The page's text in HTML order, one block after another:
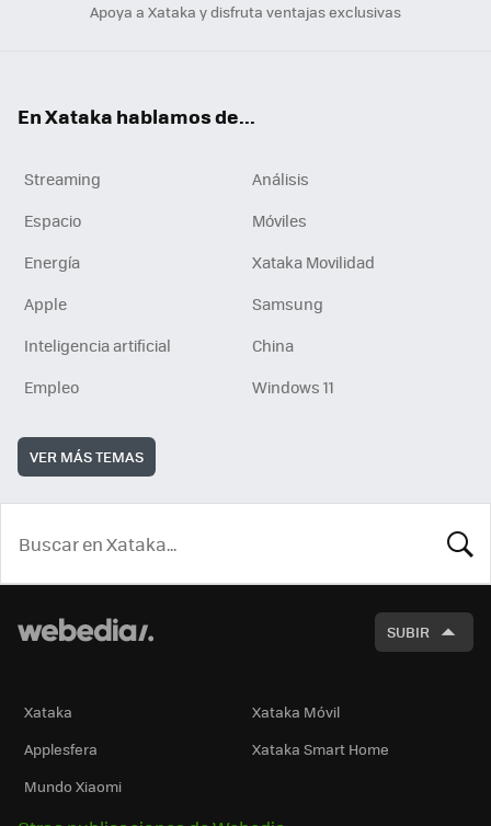
Apoya a Xataka y disfruta ventajas exclusivas
En Xataka hablamos de...
Streaming
Análisis
Espacio
Móviles
Energía
Xataka Movilidad
Apple
Samsung
Inteligencia artificial
China
Empleo
Windows 11
VER MÁS TEMAS
SUBIR
Xataka
Xataka Móvil
Applesfera
Xataka Smart Home
Mundo Xiaomi